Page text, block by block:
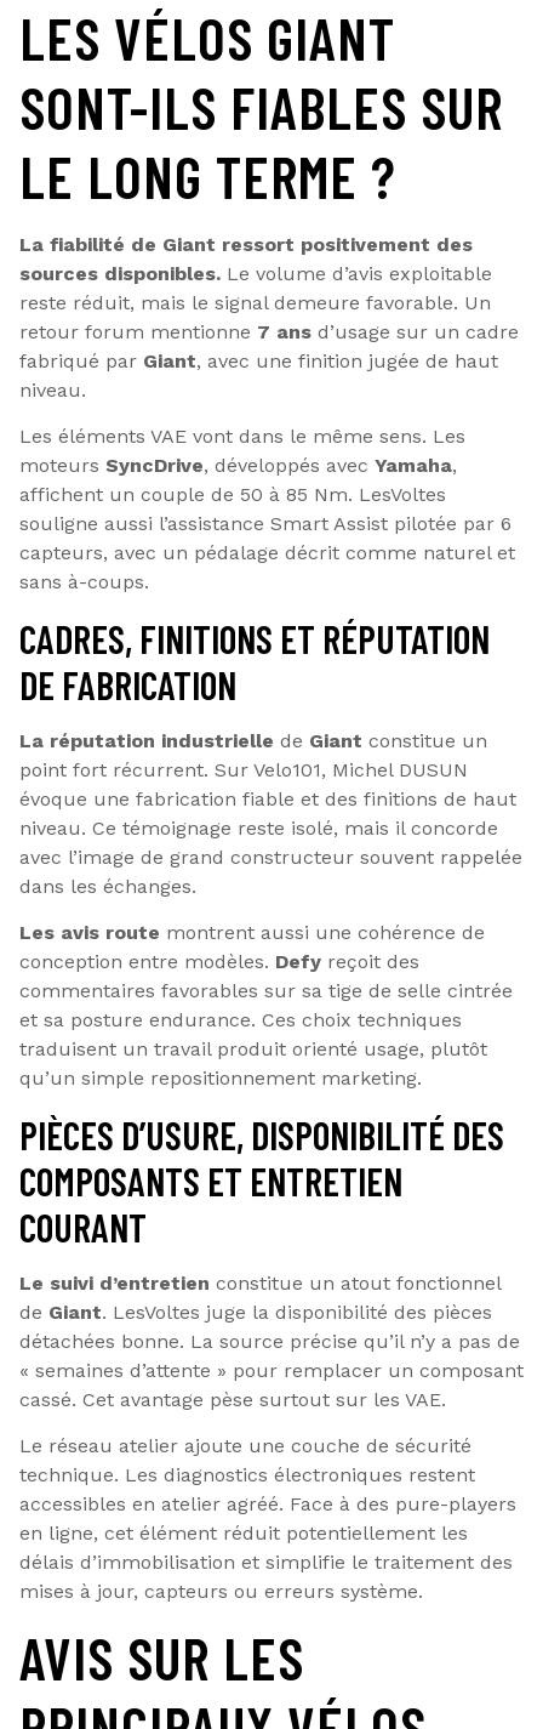
LES VÉLOS GIANT
SONT-ILS FIABLES SUR
LE LONG TERME ?
La fiabilité de Giant ressort positivement des
sources disponibles. Le volume d’avis exploitable
reste réduit, mais le signal demeure favorable. Un
retour forum mentionne 7 ans d’usage sur un cadre
fabriqué par Giant, avec une finition jugée de haut
niveau.
Les éléments VAE vont dans le même sens. Les
moteurs SyncDrive, développés avec Yamaha,
affichent un couple de 50 à 85 Nm. LesVoltes
souligne aussi l’assistance Smart Assist pilotée par 6
capteurs, avec un pédalage décrit comme naturel et
sans à-coups.
CADRES, FINITIONS ET RÉPUTATION
DE FABRICATION
La réputation industrielle de Giant constitue un
point fort récurrent. Sur Velo101, Michel DUSUN
évoque une fabrication fiable et des finitions de haut
niveau. Ce témoignage reste isolé, mais il concorde
avec l’image de grand constructeur souvent rappelée
dans les échanges.
Les avis route montrent aussi une cohérence de
conception entre modèles. Defy reçoit des
commentaires favorables sur sa tige de selle cintrée
et sa posture endurance. Ces choix techniques
traduisent un travail produit orienté usage, plutôt
qu’un simple repositionnement marketing.
PIÈCES D’USURE, DISPONIBILITÉ DES
COMPOSANTS ET ENTRETIEN
COURANT
Le suivi d’entretien constitue un atout fonctionnel
de Giant. LesVoltes juge la disponibilité des pièces
détachées bonne. La source précise qu’il n’y a pas de
« semaines d’attente » pour remplacer un composant
cassé. Cet avantage pèse surtout sur les VAE.
Le réseau atelier ajoute une couche de sécurité
technique. Les diagnostics électroniques restent
accessibles en atelier agréé. Face à des pure-players
en ligne, cet élément réduit potentiellement les
délais d’immobilisation et simplifie le traitement des
mises à jour, capteurs ou erreurs système.
AVIS SUR LES